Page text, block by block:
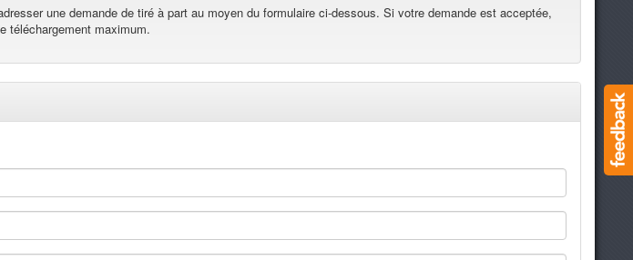
une demande de tiré à part au moyen du formulaire ci-dessous. Si votre demande est acceptée,
téléchargement maximum.